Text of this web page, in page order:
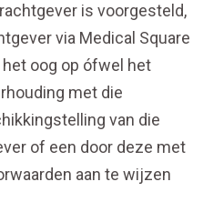
is voorgesteld,
via Medical Square
oog op ófwel het
met die
van die
of een door deze met
aan te wijzen